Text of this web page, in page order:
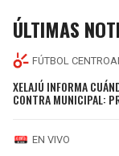
ÚLTIMAS
FÚTBOL
XELAJÚ INFORMA
CONTRA MUNICIPAL:
EN VIVO